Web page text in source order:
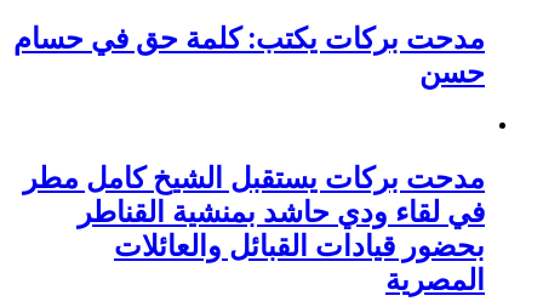
مدحت بركات يكتب: كلمة حق في حسام
حسن
مدحت بركات يستقبل الشيخ كامل مطر
في لقاء ودي حاشد بمنشية القناطر
بحضور قيادات القبائل والعائلات
المصرية